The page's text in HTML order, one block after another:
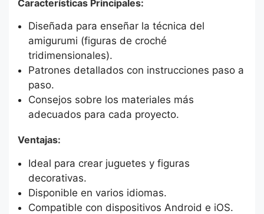
Características Principales:
Diseñada para enseñar la técnica del
amigurumi (figuras de croché
tridimensionales).
Patrones detallados con instrucciones paso a
paso.
Consejos sobre los materiales más
adecuados para cada proyecto.
Ventajas:
Ideal para crear juguetes y figuras
decorativas.
Disponible en varios idiomas.
Compatible con dispositivos Android e iOS.